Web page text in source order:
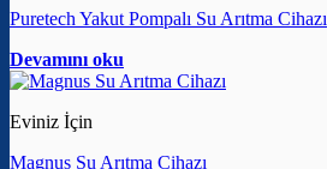
Puretech Yakut Pompalı Su Arıtma Cihazı
Devamını oku
Eviniz İçin
Magnus Su Arıtma Cihazı